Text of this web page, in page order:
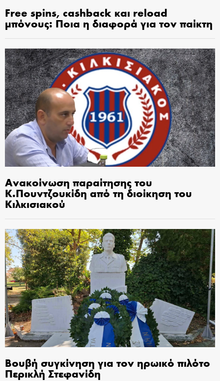
Free spins, cashback και reload
μπόνους: Ποια η διαφορά για τον παίκτη
Ανακοίνωση παραίτησης του
Κ.Πουντζουκίδη από τη διοίκηση του
Κιλκισιακού
Βουβή συγκίνηση για τον ηρωικό πιλότο
Περικλή Στεφανίδη